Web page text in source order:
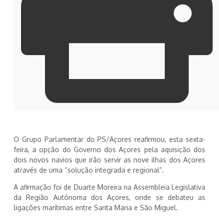
O Grupo Parlamentar do PS/Açores reafirmou, esta sexta-
feira, a opção do Governo dos Açores pela aquisição dos
dois novos navios que irão servir as nove ilhas dos Açores
através de uma “solução integrada e regional”.
A afirmação foi de Duarte Moreira na Assembleia Legislativa
da Região Autónoma dos Açores, onde se debateu as
ligações marítimas entre Santa Maria e São Miguel.